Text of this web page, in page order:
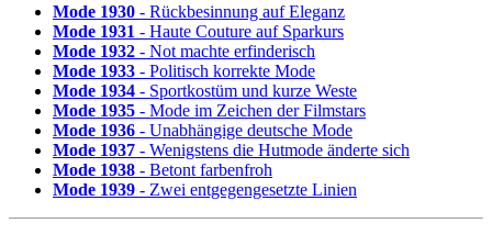
Mode 1930 - Rückbesinnung auf Eleganz
Mode 1931 - Haute Couture auf Sparkurs
Mode 1932 - Not machte erfinderisch
Mode 1933 - Politisch korrekte Mode
Mode 1934 - Sportkostüm und kurze Weste
Mode 1935 - Mode im Zeichen der Filmstars
Mode 1936 - Unabhängige deutsche Mode
Mode 1937 - Wenigstens die Hutmode änderte sich
Mode 1938 - Betont farbenfroh
Mode 1939 - Zwei entgegengesetzte Linien